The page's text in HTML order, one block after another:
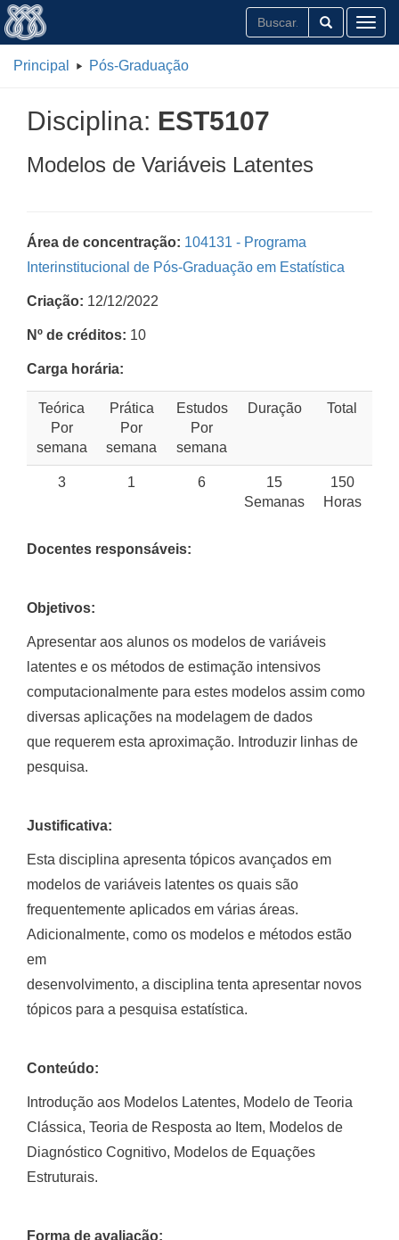
Principal Pós-Graduação
Disciplina: EST5107
Modelos de Variáveis Latentes
Área de concentração: 104131 - Programa
Interinstitucional de Pós-Graduação em Estatística
Criação: 12/12/2022
Nº de créditos: 10
Carga horária:
Teórica
Por
semana
Prática
Por
semana
Estudos
Por
semana
Duração Total
3 1 6
15
Semanas
150
Horas
Docentes responsáveis:
Objetivos:
Apresentar aos alunos os modelos de variáveis
latentes e os métodos de estimação intensivos
computacionalmente para estes modelos assim como
diversas aplicações na modelagem de dados
que requerem esta aproximação. Introduzir linhas de
pesquisa.
Justificativa:
Esta disciplina apresenta tópicos avançados em
modelos de variáveis latentes os quais são
frequentemente aplicados em várias áreas.
Adicionalmente, como os modelos e métodos estão
em
desenvolvimento, a disciplina tenta apresentar novos
tópicos para a pesquisa estatística.
Conteúdo:
Introdução aos Modelos Latentes, Modelo de Teoria
Clássica, Teoria de Resposta ao Item, Modelos de
Diagnóstico Cognitivo, Modelos de Equações
Estruturais.
Forma de avaliação: